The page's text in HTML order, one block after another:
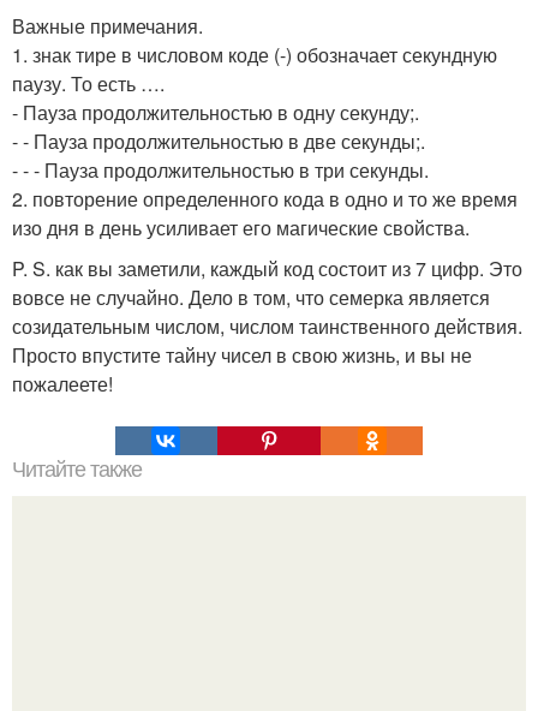
Важные примечания.
1. знак тире в числовом коде (-) обозначает секундную
паузу. То есть ….
- Пауза продолжительностью в одну секунду;.
- - Пауза продолжительностью в две секунды;.
- - - Пауза продолжительностью в три секунды.
2. повторение определенного кода в одно и то же время
изо дня в день усиливает его магические свойства.
P. S. как вы заметили, каждый код состоит из 7 цифр. Это
вовсе не случайно. Дело в том, что семерка является
созидательным числом, числом таинственного действия.
Просто впустите тайну чисел в свою жизнь, и вы не
пожалеете!
Читайте также